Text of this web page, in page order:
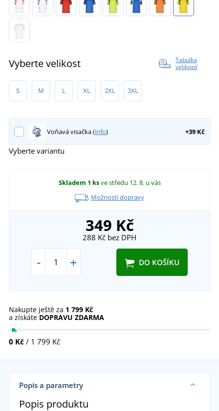
Vyberte velikost
Tabulka
velikostí
S M L XL 2XL 3XL
Voňavá visačka (info) +39 Kč
Vyberte variantu
Skladem 1 ksve středu 12. 8. u vás
Možnosti dopravy
349 Kč
288 Kč bez DPH
- + DO KOŠÍKU
Nakupte ještě za 1 799 Kč
a získáte DOPRAVU ZDARMA
0 Kč / 1 799 Kč
Popis a parametry
Popis produktu